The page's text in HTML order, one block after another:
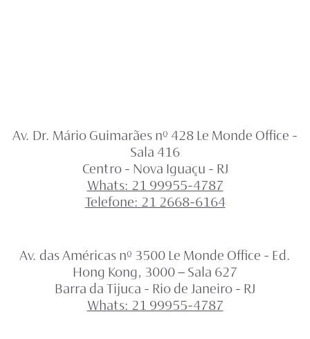
Av. Dr. Mário Guimarães nº 428 Le Monde Office -
Sala 416
Centro - Nova Iguaçu - RJ
Whats: 21 99955-4787
Telefone: 21 2668-6164
Av. das Américas nº 3500 Le Monde Office - Ed.
Hong Kong, 3000 – Sala 627
Barra da Tijuca - Rio de Janeiro - RJ
Whats: 21 99955-4787